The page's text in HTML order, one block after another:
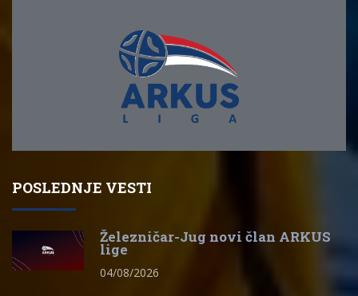
POSLEDNJE VESTI
Železničar-Jug novi član ARKUS
lige
04/08/2026